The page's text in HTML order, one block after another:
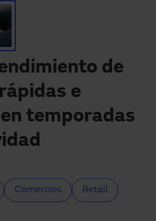
de
e
temporadas
Comercios Retail